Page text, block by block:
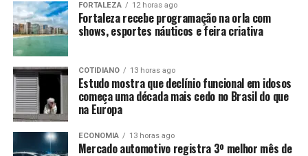
FORTALEZA 12 horas ago
Fortaleza recebe programação na orla com
shows, esportes náuticos e feira criativa
COTIDIANO 13 horas ago
Estudo mostra que declínio funcional em idosos
começa uma década mais cedo no Brasil do que
na Europa
ECONOMIA 13 horas ago
Mercado automotivo registra 3º melhor mês de